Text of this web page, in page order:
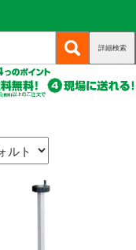
詳細検索